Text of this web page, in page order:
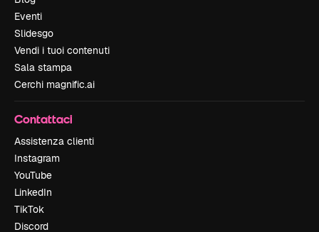
Eventi
Slidesgo
Vendi i tuoi contenuti
Sala stampa
Cerchi magnific.ai
Contattaci
Assistenza clienti
Instagram
YouTube
LinkedIn
TikTok
Discord